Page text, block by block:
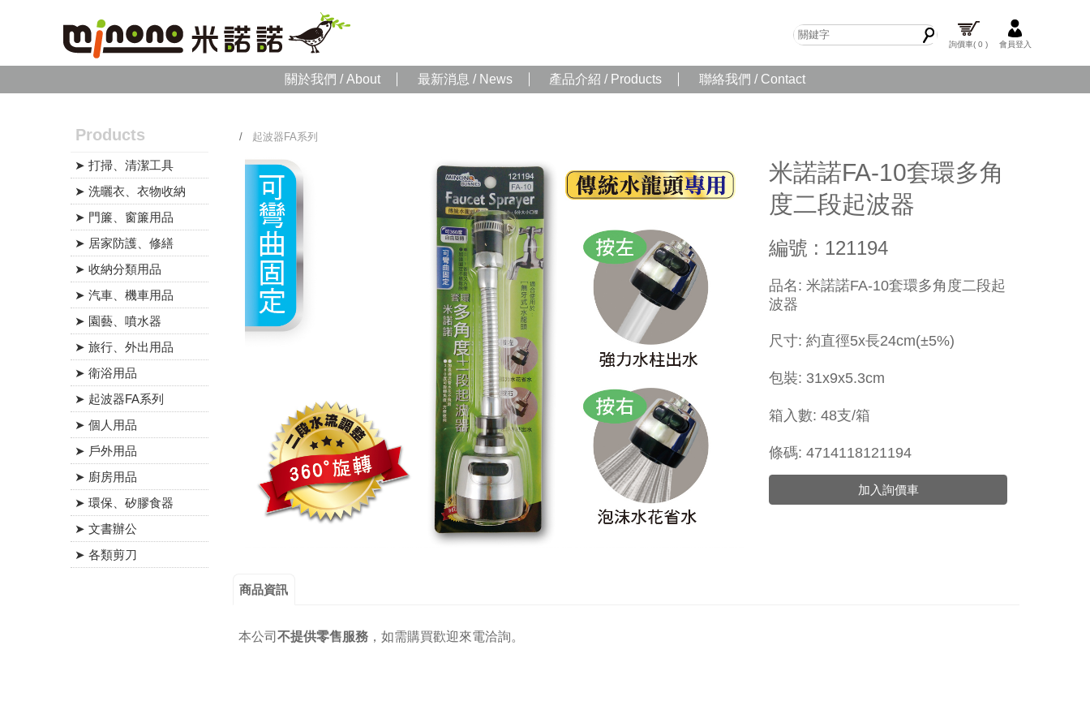
詢價車( 0 ) 會員登入
關於我們 / About 最新消息 / News 產品介紹 / Products 聯絡我們 / Contact
Products
➤ 打掃、清潔工具
➤ 洗曬衣、衣物收納
➤ 門簾、窗簾用品
➤ 居家防護、修繕
➤ 收納分類用品
➤ 汽車、機車用品
➤ 園藝、噴水器
➤ 旅行、外出用品
➤ 衛浴用品
➤ 起波器FA系列
➤ 個人用品
➤ 戶外用品
➤ 廚房用品
➤ 環保、矽膠食器
➤ 文書辦公
➤ 各類剪刀
/ 起波器FA系列
米諾諾FA-10套環多角
度二段起波器
編號 : 121194
​品名: 米諾諾FA-10套環多角度二段起
波器
尺寸: 約直徑5x長24cm(±5%)
包裝: 31x9x5.3cm
箱入數: 48支/箱
條碼: 4714118121194
加入詢價車
商品資訊
本公司不提供零售服務 ，如需購買歡迎來電洽詢。